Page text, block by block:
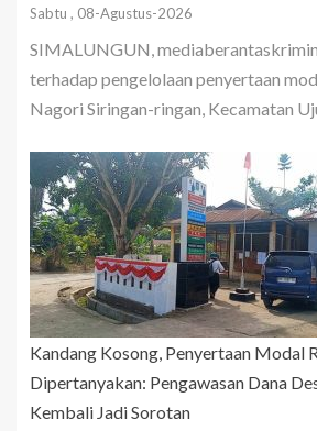
Sabtu , 08-Agustus-2026
SIMALUNGUN,
terhadap pengelolaan penyertaan
Nagori Siringan-ringan, Kecamatan
Kandang Kosong, Penyertaan Modal
Dipertanyakan: Pengawasan Dana
Kembali Jadi Sorotan